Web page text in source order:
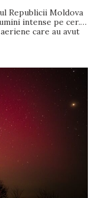
Republicii Moldova
intense pe cer.
care au avut
localității Copceac